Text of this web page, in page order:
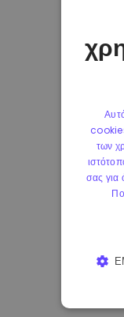
των
σας